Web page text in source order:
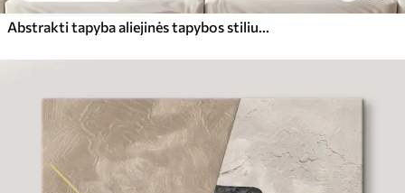
Abstrakti tapyba aliejinės tapybos stiliumi